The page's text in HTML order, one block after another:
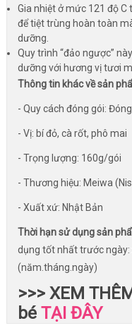
Gia nhiệt ở mức 121 độ
để tiệt trùng hoàn toàn
dưỡng.
Quy trình “đảo ngược”
dưỡng với hương vị tươi
Thông tin khác về sản
- Quy cách đóng gói:
- Vị: bí đỏ, cà rốt, phô mai
- Trọng lượng: 160g/gói
- Thương hiệu: Meiwa
- Xuất xứ: Nhật Bản
Thời hạn sử dụng sản
dụng tốt nhất trước
(năm.tháng.ngày)
>>> XEM
bé TẠI ĐÂY